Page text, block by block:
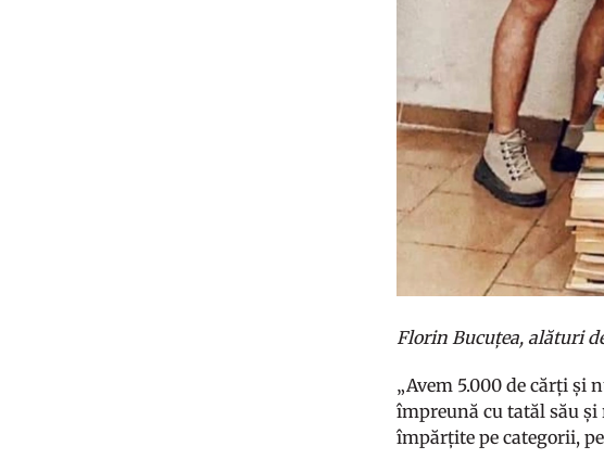
Florin Bucuțea, alături
„Avem 5.000 de cărți și
împreună cu tatăl său
împărțite pe categorii,